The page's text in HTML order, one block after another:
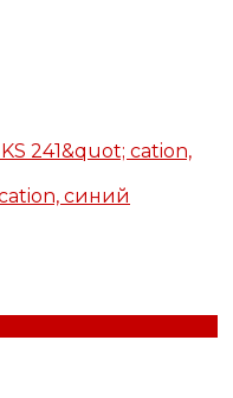
cation, синий